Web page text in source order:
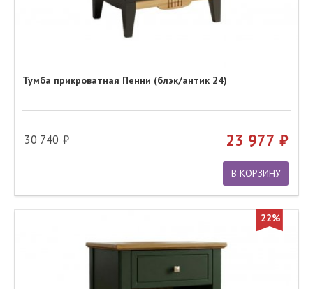
Тумба прикроватная Пенни (блэк/антик 24)
30 740 23 977
В КОРЗИНУ
22%